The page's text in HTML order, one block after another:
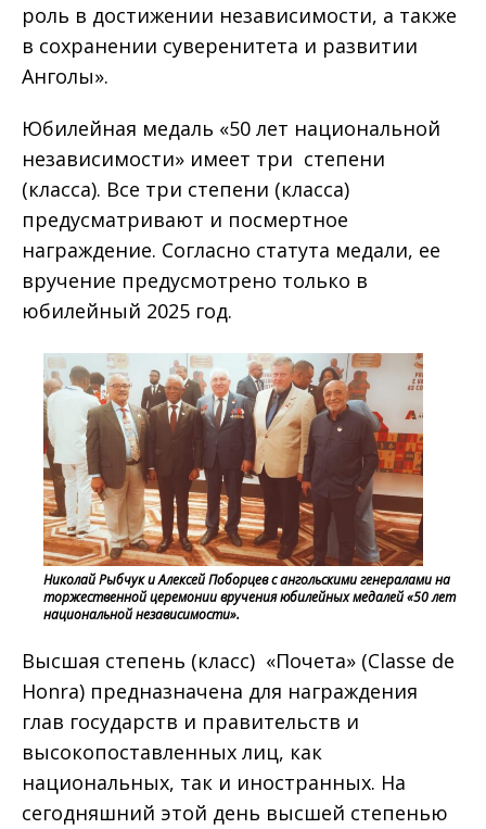
роль в достижении независимости, а также
в сохранении суверенитета и развитии
Анголы».
Юбилейная медаль «50 лет национальной
независимости» имеет три степени
(класса). Все три степени (класса)
предусматривают и посмертное
награждение. Согласно статута медали, ее
вручение предусмотрено только в
юбилейный 2025 год.
Николай Рыбчук и Алексей Поборцев с ангольскими генералами на
торжественной церемонии вручения юбилейных медалей «50 лет
национальной независимости».
Высшая степень (класс) «Почета» (Classe de
Honra) предназначена для награждения
глав государств и правительств и
высокопоставленных лиц, как
национальных, так и иностранных. На
сегодняшний этой день высшей степенью